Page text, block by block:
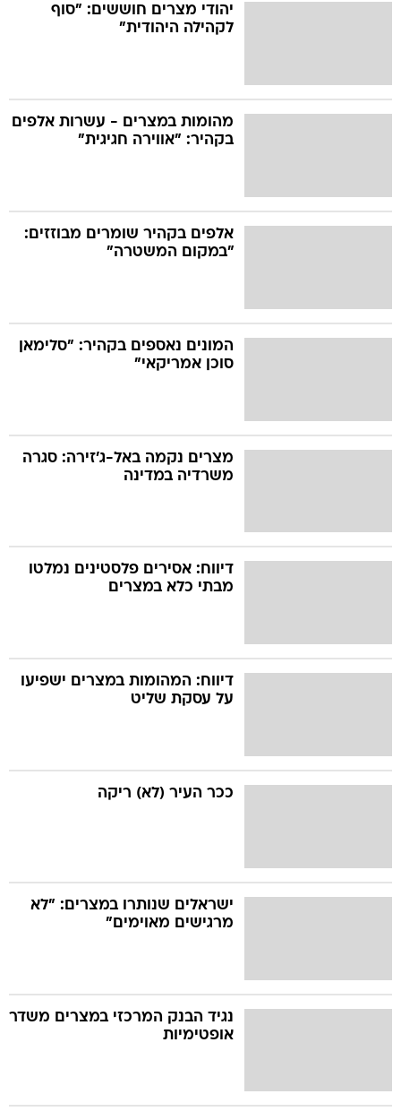
יהודי מצרים חוששים: "סוף
לקהילה היהודית"
מהומות במצרים - עשרות אלפים
בקהיר: "אווירה חגיגית"
אלפים בקהיר שומרים מבוזזים:
"במקום המשטרה"
המונים נאספים בקהיר: "סלימאן
סוכן אמריקאי"
מצרים נקמה באל-ג'זירה: סגרה
משרדיה במדינה
דיווח: אסירים פלסטינים נמלטו
מבתי כלא במצרים
דיווח: המהומות במצרים ישפיעו
על עסקת שליט
ככר העיר (לא) ריקה
ישראלים שנותרו במצרים: "לא
מרגישים מאוימים"
נגיד הבנק המרכזי במצרים משדר
אופטימיות